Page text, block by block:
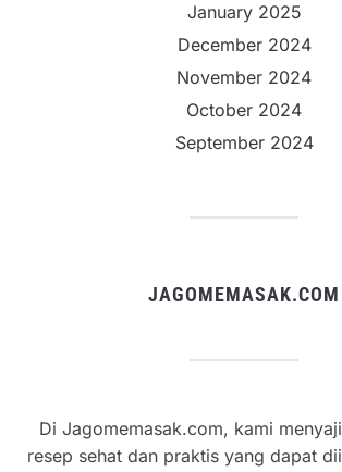
January 2025
December 2024
November 2024
October 2024
September 2024
JAGOMEMASAK.COM
Di Jagomemasak.com, kami
resep sehat dan praktis yang dapat